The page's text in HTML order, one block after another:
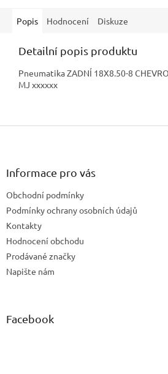
Popis Hodnocení Diskuze
Detailní popis produktu
Pneumatika ZADNÍ 18X8.50-8
MJ xxxxxx
Z
Informace pro vás
Obchodní podmínky
Podmínky ochrany osobních údajů
Kontakty
Hodnocení obchodu
Prodávané značky
Napište nám
Facebook